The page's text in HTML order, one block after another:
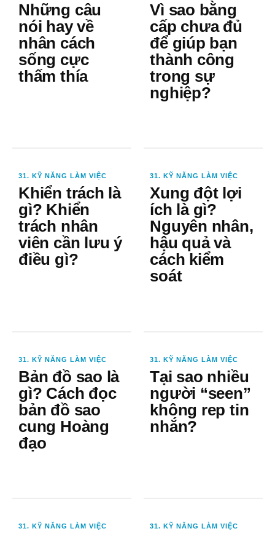
Những câu
nói hay về
nhân cách
sống cực
thấm thía
Vì sao bằng
cấp chưa đủ
để giúp bạn
thành công
trong sự
nghiệp?
31. KỸ NĂNG LÀM VIỆC
Khiển trách là
gì? Khiển
trách nhân
viên cần lưu ý
điều gì?
31. KỸ NĂNG LÀM VIỆC
Xung đột lợi
ích là gì?
Nguyên nhân,
hậu quả và
cách kiểm
soát
31. KỸ NĂNG LÀM VIỆC
Bản đồ sao là
gì? Cách đọc
bản đồ sao
cung Hoàng
đạo
31. KỸ NĂNG LÀM VIỆC
Tại sao nhiều
người “seen”
không rep tin
nhắn?
31. KỸ NĂNG LÀM VIỆC 31. KỸ NĂNG LÀM VIỆC